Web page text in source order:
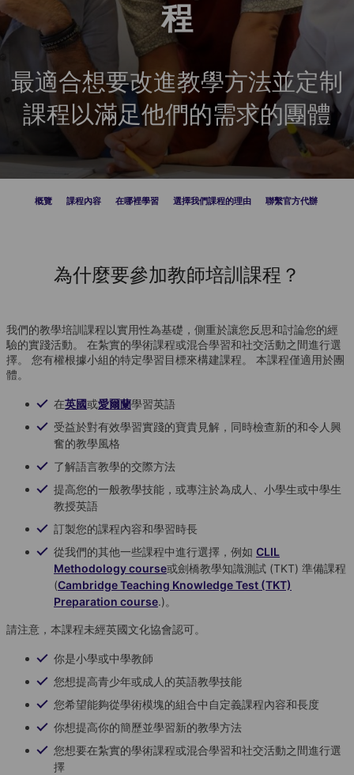
程
最適合想要改進教學方法並定制
課程以滿足他們的需求的團體
概覽 課程內容 在哪裡學習 選擇我們課程的理由 聯繫官方代辦
為什麼要參加教師培訓課程？
我們的教學培訓課程以實用性為基礎，側重於讓您反思和討論您的經
驗的實踐活動。 在紮實的學術課程或混合學習和社交活動之間進行選
擇。 您有權根據小組的特定學習目標來構建課程。 本課程僅適用於團
體。
在英國或愛爾蘭學習英語
受益於對有效學習實踐的寶貴見解，同時檢查新的和令人興
奮的教學風格
了解語言教學的交際方法
提高您的一般教學技能，或專注於為成人、小學生或中學生
教授英語
訂製您的課程內容和學習時長
從我們的其他一些課程中進行選擇，例如 CLIL
Methodology course或劍橋教學知識測試 (TKT) 準備課程
(Cambridge Teaching Knowledge Test (TKT)
Preparation course.)。
請注意，本課程未經英國文化協會認可。
你是小學或中學教師
您想提高青少年或成人的英語教學技能
您希望能夠從學術模塊的組合中自定義課程內容和長度
你想提高你的簡歷並學習新的教學方法
您想要在紮實的學術課程或混合學習和社交活動之間進行選
擇